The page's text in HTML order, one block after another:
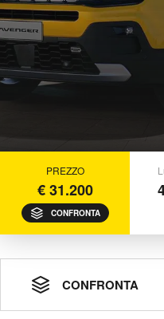
PREZZO
€ 31.200
CONFRONTA
CONFRONTA